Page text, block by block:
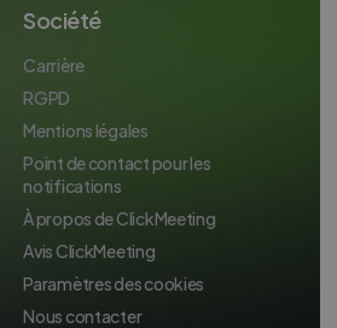
Société
Carrière
RGPD
Mentions légales
Point de contact pour les
notifications
À propos de ClickMeeting
Avis ClickMeeting
Paramètres des cookies
Nous contacter